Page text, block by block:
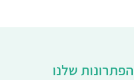
הפתרונות שלנו